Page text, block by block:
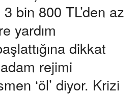
bin 800 TL’den az
yardım
dikkat
rejimi
‘öl’ diyor. Krizi